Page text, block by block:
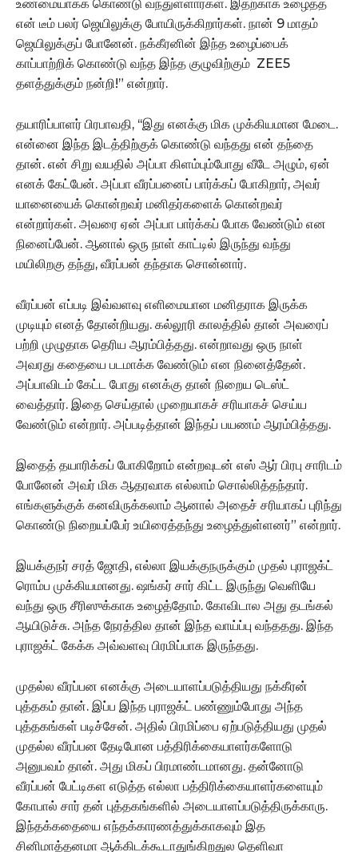
உண்மையாகக் கொண்டு வந்துள்ளார்கள். இதற்காக உழைத்த
என் டீம் பலர் ஜெயிலுக்கு போயிருக்கிறார்கள். நான் 9 மாதம்
ஜெயிலுக்குப் போனேன். நக்கீரனின் இந்த உழைப்பைக்
காப்பாற்றிக் கொண்டு வந்த இந்த குழுவிற்கும் ZEE5
தளத்துக்கும் நன்றி!” என்றார்.
தயாரிப்பாளர் பிரபாவதி, ‘‘இது எனக்கு மிக முக்கியமான மேடை.
என்னை இந்த இடத்திற்குக் கொண்டு வந்தது என் தந்தை
தான். என் சிறு வயதில் அப்பா கிளம்பும்போது வீடே அழும், ஏன்
எனக் கேட்பேன். அப்பா வீரப்பனைப் பார்க்கப் போகிறார், அவர்
யானையைக் கொன்றவர் மனிதர்களைக் கொன்றவர்
என்றார்கள். அவரை ஏன் அப்பா பார்க்கப் போக வேண்டும் என
நினைப்பேன். ஆனால் ஒரு நாள் காட்டில் இருந்து வந்து
மயிலிறகு தந்து, வீரப்பன் தந்தாக சொன்னார்.
வீரப்பன் எப்படி இவ்வளவு எளிமையான மனிதராக இருக்க
முடியும் எனத் தோன்றியது. கல்லூரி காலத்தில் தான் அவரைப்
பற்றி முழுதாக தெரிய ஆரம்பித்தது. என்றாவது ஒரு நாள்
அவரது கதையை படமாக்க வேண்டும் என நினைத்தேன்.
அப்பாவிடம் கேட்ட போது எனக்கு தான் நிறைய டெஸ்ட்
வைத்தார். இதை செய்தால் முறையாகச் சரியாகச் செய்ய
வேண்டும் என்றார். அப்படித்தான் இந்தப் பயணம் ஆரம்பித்தது.
இதைத் தயாரிக்கப் போகிறோம் என்றவுடன் எஸ் ஆர் பிரபு சாரிடம்
போனேன் அவர் மிக ஆதரவாக எல்லாம் சொல்லித்தந்தார்.
எங்களுக்குக் கனவிருக்கலாம் ஆனால் அதைச் சரியாகப் புரிந்து
கொண்டு நிறையப்பேர் உயிரைத்தந்து உழைத்துள்ளனர்” என்றார்.
இயக்குநர் சரத் ஜோதி, எல்லா இயக்குநருக்கும் முதல் புராஜக்ட்
ரொம்ப முக்கியமானது. ஷங்கர் சார் கிட்ட இருந்து வெளியே
வந்து ஒரு சீரிஸுக்காக உழைத்தோம். கோவிடால அது தடங்கல்
ஆயிடுச்சு. அந்த நேரத்தில தான் இந்த வாய்ப்பு வந்ததது. இந்த
புராஜக்ட் கேக்க அவ்வளவு பிரமிப்பாக இருந்தது.
முதல்ல வீரப்பன எனக்கு அடையாளப்படுத்தியது நக்கீரன்
புத்தகம் தான். இப்ப இந்த புராஜக்ட் பண்ணும்போது அந்த
புத்தகங்கள் படிச்சேன். அதில் பிரமிப்பை ஏற்படுத்தியது முதல்
முதல்ல வீரப்பன தேடிபோன பத்திரிக்கையாளர்களோடு
அனுபவம் தான். அது மிகப் பிரமாண்டமானது. தன்னோடு
வீரப்பன் பேட்டிகள எடுத்த எல்லா பத்திரிக்கையாளர்களையும்
கோபால் சார் தன் புத்தகங்களில் அடையாளப்படுத்திருக்காரு.
இந்தக்கதையை எந்தக்காரணத்துக்காகவும் இத
சினிமாத்தனமா ஆக்கிடக்கூடாதுங்கிறதுல தெளிவா